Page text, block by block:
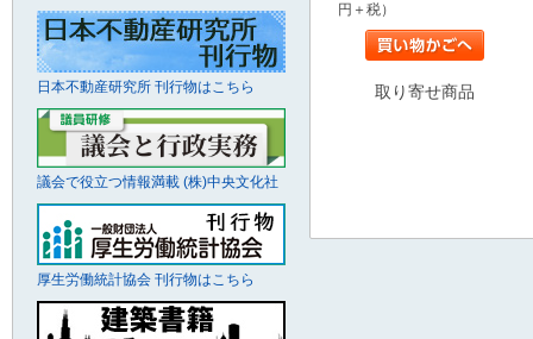
円＋税）
取り寄せ商品
日本不動産研究所 刊行物はこちら
議会で役立つ情報満載 (株)中央文化社
厚生労働統計協会 刊行物はこちら